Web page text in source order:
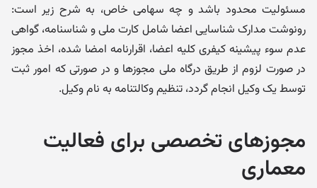
مسئولیت محدود باشد و چه سهامی خاص، به شرح زیر است:
رونوشت مدارک شناسایی اعضا شامل کارت ملی و شناسنامه، گواهی
عدم سوء پیشینه کیفری کلیه اعضا، اقرارنامه امضا شده، اخذ مجوز
در صورت لزوم از طریق درگاه ملی مجوزها و در صورتی که امور ثبت
توسط یک وکیل انجام گردد، تنظیم وکالتنامه به نام وکیل.
مجوزهای تخصصی برای فعالیت
معماری